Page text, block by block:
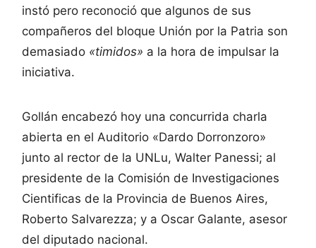
instó pero reconoció que algunos de sus
compañeros del bloque Unión por la Patria son
demasiado «timidos» a la hora de impulsar la
iniciativa.
Gollán encabezó hoy una concurrida charla
abierta en el Auditorio «Dardo Dorronzoro»
junto al rector de la UNLu, Walter Panessi; al
presidente de la Comisión de Investigaciones
Cientificas de la Provincia de Buenos Aires,
Roberto Salvarezza; y a Oscar Galante, asesor
del diputado nacional.